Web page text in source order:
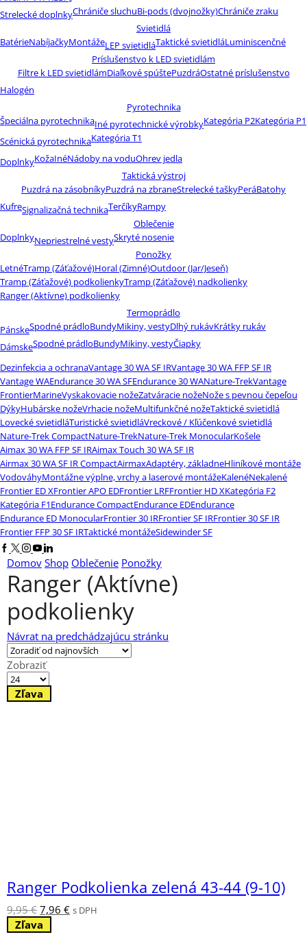
Strelecké doplnkyChrániče sluchuBi-pods (dvojnožky)Chrániče zraku
Svietidlá
BatérieNabíjačkyMontážeLEP svietidláTaktické svietidláLuminiscenčné
Príslušenstvo k LED svietidlám
Filtre k LED svietidlámDiaľkové spúštePuzdráOstatné príslušenstvo
Halogén
Pyrotechnika
Špeciálna pyrotechnikaIné pyrotechnické výrobkyKategória P2Kategória P1
Scénická pyrotechnikaKategória T1
DoplnkyKožaInéNádoby na voduOhrev jedla
Taktická výstroj
Puzdrá na zásobníkyPuzdrá na zbraneStrelecké taškyPeráBatohy
KufreSignalizačná technikaTerčíkyRampy
Oblečenie
DoplnkyNepriestrelné vestySkryté nosenie
Ponožky
LetnéTramp (Záťažové)Horal (Zimné)Outdoor (Jar/Jeseň)
Tramp (Záťažové) podkolienkyTramp (Záťažové) nadkolienky
Ranger (Aktívne) podkolienky
Termoprádlo
PánskeSpodné prádloBundyMikiny, vestyDlhý rukávKrátky rukáv
DámskeSpodné prádloBundyMikiny, vestyČiapky
Dezinfekcia a ochranaVantage 30 WA SF IRVantage 30 WA FFP SF IR
Vantage WAEndurance 30 WA SFEndurance 30 WANature-TrekVantage
FrontierMarineVyskakovacie nožeZatváracie nožeNože s pevnou čepeľou
DýkyHubárske nožeVrhacie nožeMultifunkčné nožeTaktické svietidlá
Lovecké svietidláTuristické svietidláVreckové / Kľúčenkové svietidlá
Nature-Trek CompactNature-TrekNature-Trek MonocularKošele
Aimax 30 WA FFP SF IRAimax Touch 30 WA SF IR
Airmax 30 WA SF IR CompactAirmaxAdaptéry, základneHliníkové montáže
VodováhyMontážne výplne, vrchy a laserové montážeKalenéNekalené
Frontier ED XFrontier APO EDFrontier LRFFrontier HD XKategória F2
Kategória F1Endurance CompactEndurance EDEndurance
Endurance ED MonocularFrontier 30 IRFrontier SF IRFrontier 30 SF IR
Frontier FFP 30 SF IRTaktické montážeSidewinder SF
Facebook
Twitter
Instagram
Youtube
Linkedin
Domov Shop Oblečenie Ponožky
Ranger (Aktívne)
podkolienky
Návrat na predchádzajúcu stránku
Zobraziť
Výrobkov
na
stránku
Zľava
Ranger Podkolienka zelená 43-44 (9-10)
9,95€ Pôvodná
cena
bola:
7,96 €Aktuálna
s DPH
Zľava